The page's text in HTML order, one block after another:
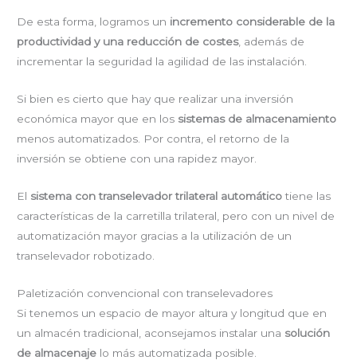
De esta forma, logramos un incremento considerable de la
productividad y una reducción de costes, además de
incrementar la seguridad la agilidad de las instalación.
Si bien es cierto que hay que realizar una inversión
económica mayor que en los sistemas de almacenamiento
menos automatizados. Por contra, el retorno de la
inversión se obtiene con una rapidez mayor.
El sistema con transelevador trilateral automáticotiene las
características de la carretilla trilateral, pero con un nivel de
automatización mayor gracias a la utilización de un
transelevador robotizado.
Paletización convencional con transelevadores
Si tenemos un espacio de mayor altura y longitud que en
un almacén tradicional, aconsejamos instalar una solución
de almacenaje lo más automatizada posible.